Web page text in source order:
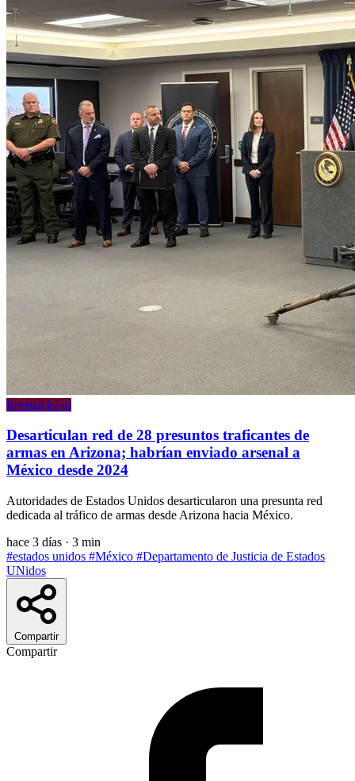
Internacional
Desarticulan red de 28 presuntos traficantes de
armas en Arizona; habrían enviado arsenal a
México desde 2024
Autoridades de Estados Unidos desarticularon una presunta red
dedicada al tráfico de armas desde Arizona hacia México.
hace 3 días · 3 min
#estados unidos #México #Departamento de Justicia de Estados
UNidos
Compartir
Compartir